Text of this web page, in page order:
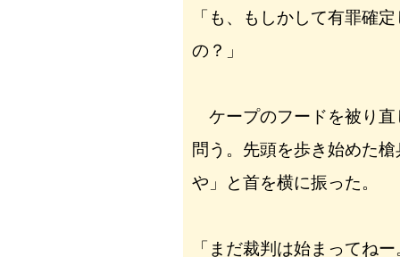
「も、もしかして有罪確
の？」
ケープのフードを被り直
問う。先頭を歩き始めた
や」と首を横に振った。
「まだ裁判は始まってね